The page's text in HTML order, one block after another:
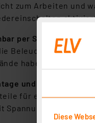
Diese
zum Arbeiten und
per Sensorschalter
Beleuchtung exakt
haben.
und Installation
für eine
Spannung versorgt.